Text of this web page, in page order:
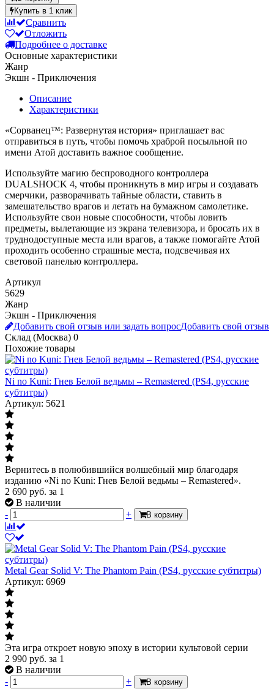
Купить в 1 клик
Сравнить
Отложить
Подробнее о доставке
Основные характеристики
Жанр
Экшн - Приключения
Описание
Характеристики
«Сорванец™: Развернутая история» приглашает вас
отправиться в путь, чтобы помочь храброй посыльной по
имени Атой доставить важное сообщение.
Используйте магию беспроводного контроллера
DUALSHOCK 4, чтобы проникнуть в мир игры и создавать
смерчики, разворачивать тайные области, ставить в
замешательство врагов и летать на бумажном самолетике.
Используйте свои новые способности, чтобы ловить
предметы, вылетающие из экрана телевизора, и бросать их в
труднодоступные места или врагов, а также помогайте Атой
проходить особенно страшные места, подсвечивая их
световой панелью контроллера.
Артикул
5629
Жанр
Экшн - Приключения
Добавить свой отзыв или задать вопросДобавить свой отзыв
Склад (Москва) 0
Похожие товары
Ni no Kuni: Гнев Белой ведьмы – Remastered (PS4, русские
субтитры)
Артикул: 5621
Вернитесь в полюбившийся волшебный мир благодаря
изданию «Ni no Kuni: Гнев Белой ведьмы – Remastered».
2 690 руб. за 1
В наличии
-
+ В корзину
Metal Gear Solid V: The Phantom Pain (PS4, русские субтитры)
Артикул: 6969
Эта игра откроет новую эпоху в истории культовой серии
2 990 руб. за 1
В наличии
-
+ В корзину